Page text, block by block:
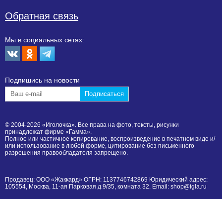
Обратная связь
Мы в социальных сетях:
Подпишиcь на новости
© 2004-2026 «Иголочка». Все права на фото, тексты, рисунки
принадлежат фирме «Гамма».
Полное или частичное копирование, воспроизведение в печатном виде и/
или использование в любой форме, цитирование без письменного
разрешения правообладателя запрещено.
Продавец: ООО «Жаккард» ОГРН: 1137746742869 Юридический адрес:
105554, Москва, 11-ая Парковая д.9/35, комната 32. Email: shop@igla.ru